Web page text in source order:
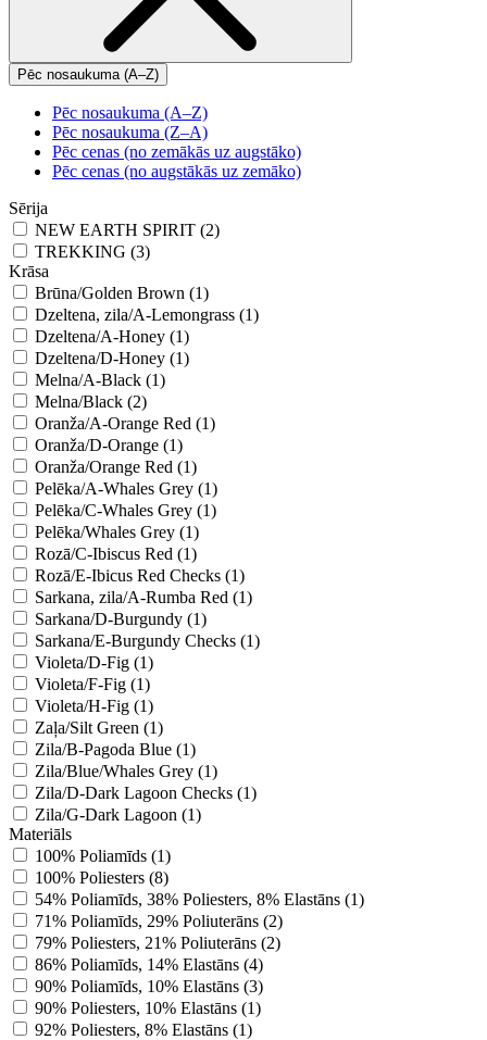
Pēc nosaukuma (A–Z)
Pēc nosaukuma (A–Z)
Pēc nosaukuma (Z–A)
Pēc cenas (no zemākās uz augstāko)
Pēc cenas (no augstākās uz zemāko)
Sērija
NEW EARTH SPIRIT (2)
TREKKING (3)
Krāsa
Brūna/Golden Brown (1)
Dzeltena, zila/A-Lemongrass (1)
Dzeltena/A-Honey (1)
Dzeltena/D-Honey (1)
Melna/A-Black (1)
Melna/Black (2)
Oranža/A-Orange Red (1)
Oranža/D-Orange (1)
Oranža/Orange Red (1)
Pelēka/A-Whales Grey (1)
Pelēka/C-Whales Grey (1)
Pelēka/Whales Grey (1)
Rozā/C-Ibiscus Red (1)
Rozā/E-Ibicus Red Checks (1)
Sarkana, zila/A-Rumba Red (1)
Sarkana/D-Burgundy (1)
Sarkana/E-Burgundy Checks (1)
Violeta/D-Fig (1)
Violeta/F-Fig (1)
Violeta/H-Fig (1)
Zaļa/Silt Green (1)
Zila/B-Pagoda Blue (1)
Zila/Blue/Whales Grey (1)
Zila/D-Dark Lagoon Checks (1)
Zila/G-Dark Lagoon (1)
Materiāls
100% Poliamīds (1)
100% Poliesters (8)
54% Poliamīds, 38% Poliesters, 8% Elastāns (1)
71% Poliamīds, 29% Poliuterāns (2)
79% Poliesters, 21% Poliuterāns (2)
86% Poliamīds, 14% Elastāns (4)
90% Poliamīds, 10% Elastāns (3)
90% Poliesters, 10% Elastāns (1)
92% Poliesters, 8% Elastāns (1)